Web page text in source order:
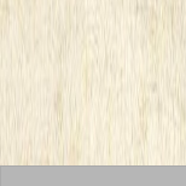
SKIP TO